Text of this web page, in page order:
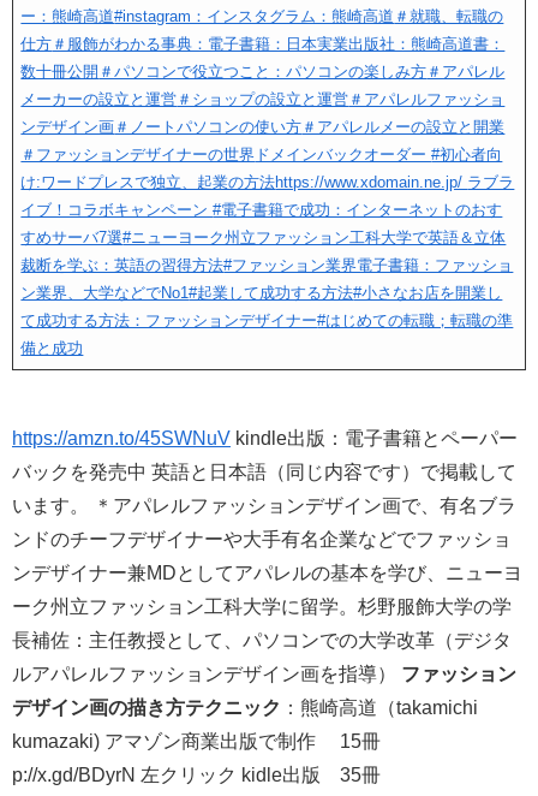
ー：熊崎高道#instagram：インスタグラム：熊崎高道 ＃就職、転職の
仕方 ＃服飾がわかる事典：電子書籍：日本実業出版社：熊崎高道書：
数十冊公開 ＃パソコンで役立つこと：パソコンの楽しみ方 ＃アパレル
メーカーの設立と運営 ＃ショップの設立と運営 ＃アパレルファッショ
ンデザイン画 ＃ノートパソコンの使い方 ＃アパレルメーの設立と開業
＃ファッションデザイナーの世界 ドメインバックオーダー#初心者向
け:ワードプレスで独立、起業の方法https://www.xdomain.ne.jp/ ラブラ
イブ！コラボキャンペーン#電子書籍で成功：インターネットのおす
すめサーバ7選#ニューヨーク州立ファッション工科大学で英語＆立体
裁断を学ぶ：英語の習得方法#ファッション業界電子書籍：ファッショ
ン業界、大学などでNo1#起業して成功する方法#小さなお店を開業し
て成功する方法：ファッションデザイナー#はじめての転職；転職の準
備と成功
https://amzn.to/45SWNuV kindle出版：電子書籍とペーパー
バックを発売中 英語と日本語（同じ内容です）で掲載して
います。 ＊アパレルファッションデザイン画で、有名ブラ
ンドのチーフデザイナーや大手有名企業などでファッショ
ンデザイナー兼MDとしてアパレルの基本を学び、ニューヨ
ーク州立ファッション工科大学に留学。杉野服飾大学の学
長補佐：主任教授として、パソコンでの大学改革（デジタ
ルアパレルファッションデザイン画を指導） ファッション
デザイン画の描き方テクニック ：熊崎高道（takamichi
kumazaki) アマゾン商業出版で制作 15冊
p://x.gd/BDyrN 左クリック kidle出版 35冊